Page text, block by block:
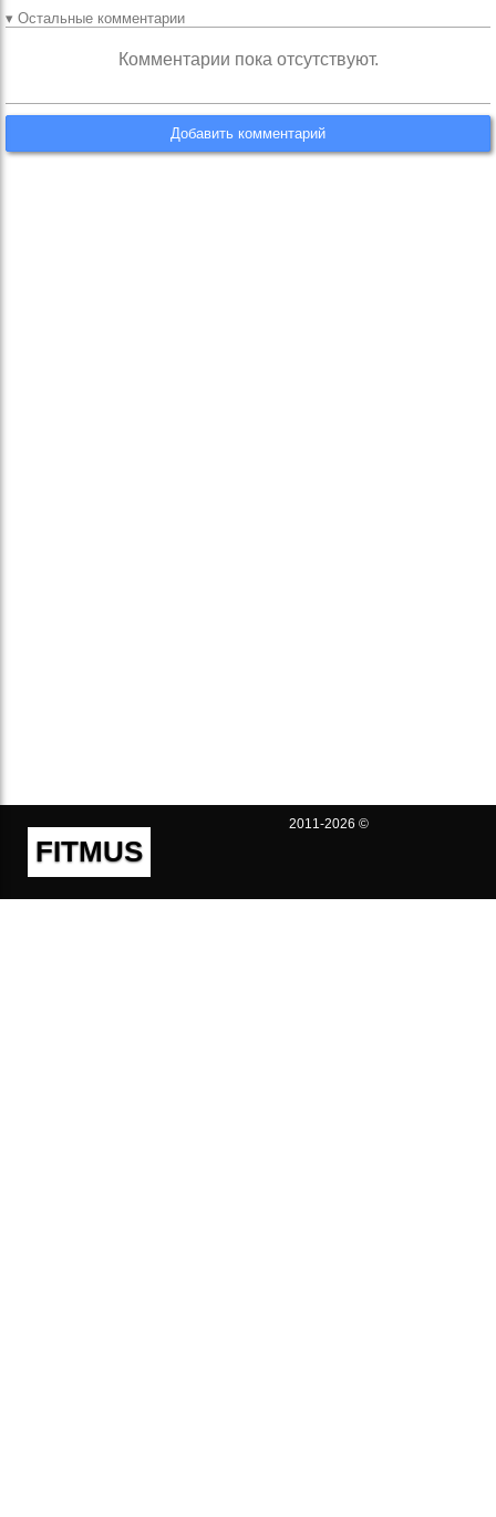
▾ Остальные комментарии
Комментарии пока отсутствуют.
Добавить комментарий
FITMUS
2011-2026 ©